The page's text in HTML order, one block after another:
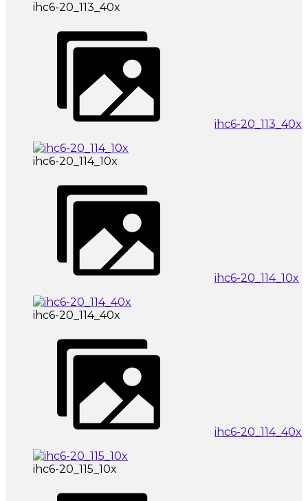
ihc6-20_113_40x
ihc6-20_113_40x
ihc6-20_114_10x
ihc6-20_114_10x
ihc6-20_114_40x
ihc6-20_114_40x
ihc6-20_115_10x